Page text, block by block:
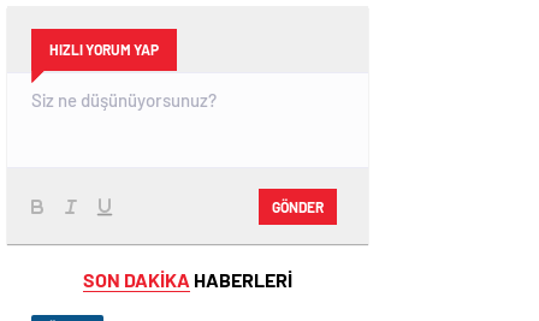
HIZLI YORUM YAP
GÖNDER
SON DAKİKA HABERLERİ